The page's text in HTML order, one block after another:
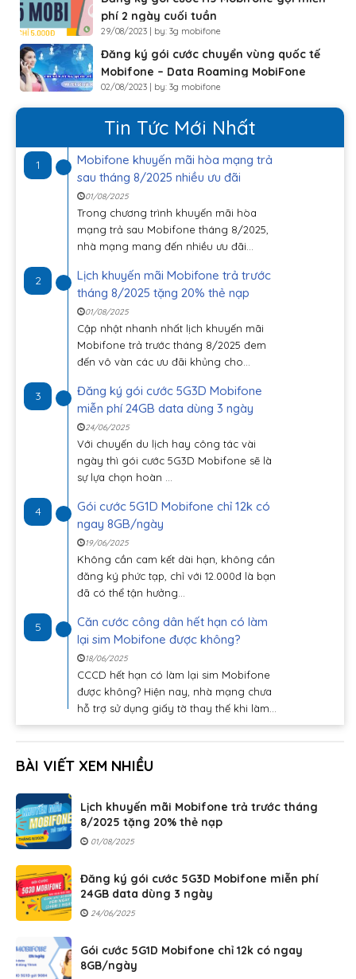
phí 2 ngày cuối tuần
29/08/2023 | by: 3g mobifone
Đăng ký gói cước chuyển vùng quốc tế
Mobifone – Data Roaming MobiFone
02/08/2023 | by: 3g mobifone
Tin Tức Mới Nhất
1
Mobifone khuyến mãi hòa mạng trả
sau tháng 8/2025 nhiều ưu đãi
01/08/2025
Trong chương trình khuyến mãi hòa
mạng trả sau Mobifone tháng 8/2025,
nhà mạng mang đến nhiều ưu đãi...
2
Lịch khuyến mãi Mobifone trả trước
tháng 8/2025 tặng 20% thẻ nạp
01/08/2025
Cập nhật nhanh nhất lịch khuyến mãi
Mobifone trả trước tháng 8/2025 đem
đến vô vàn các ưu đãi khủng cho...
3
Đăng ký gói cước 5G3D Mobifone
miễn phí 24GB data dùng 3 ngày
24/06/2025
Với chuyến du lịch hay công tác vài
ngày thì gói cước 5G3D Mobifone sẽ là
sự lựa chọn hoàn ...
4
Gói cước 5G1D Mobifone chỉ 12k có
ngay 8GB/ngày
19/06/2025
Không cần cam kết dài hạn, không cần
đăng ký phức tạp, chỉ với 12.000đ là bạn
đã có thể tận hưởng...
5
Căn cước công dân hết hạn có làm
lại sim Mobifone được không?
18/06/2025
CCCD hết hạn có làm lại sim Mobifone
được không? Hiện nay, nhà mạng chưa
hỗ trợ sử dụng giấy tờ thay thế khi làm...
BÀI VIẾT XEM NHIỀU
Lịch khuyến mãi Mobifone trả trước tháng
8/2025 tặng 20% thẻ nạp
01/08/2025
Đăng ký gói cước 5G3D Mobifone miễn phí
24GB data dùng 3 ngày
24/06/2025
Gói cước 5G1D Mobifone chỉ 12k có ngay
8GB/ngày